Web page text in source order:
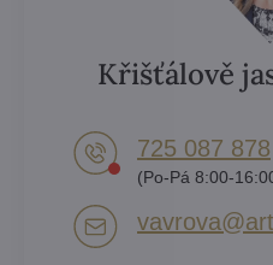
Křišťálově
725 087 878​
(Po-Pá 8:00-